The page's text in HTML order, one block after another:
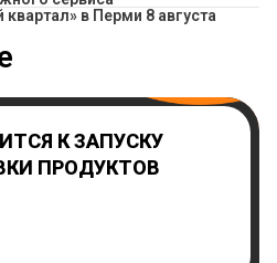
в Перми 8 августа
К ЗАПУСКУ
ПРОДУКТОВ